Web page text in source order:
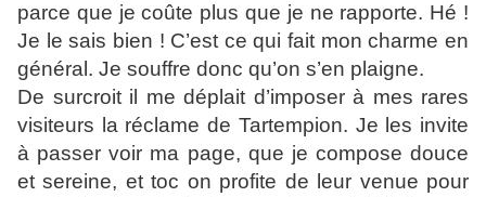
parce que je coûte plus que je ne rapporte. Hé !
Je le sais bien ! C’est ce qui fait mon charme en
général. Je souffre donc qu’on s’en plaigne.
De surcroit il me déplait d’imposer à mes rares
visiteurs la réclame de Tartempion. Je les invite
à passer voir ma page, que je compose douce
et sereine, et toc on profite de leur venue pour